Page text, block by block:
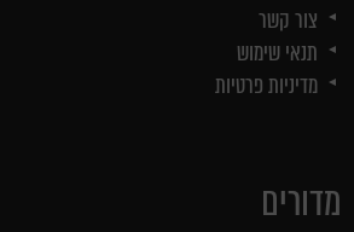
צור קשר
תנאי שימוש
מדיניות פרטיות
מדורים